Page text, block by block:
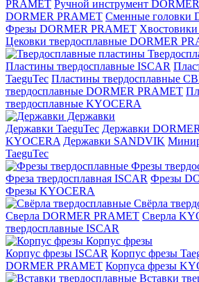
PRAMET Ручной инструмент
DORMER PRAMET Сменные головки
Фрезы DORMER PRAMET
Цековки твердосплавные DORMER
Пластины твердосплавные ISCAR
TaeguTec Пластины твердосплавные
твердосплавные DORMER PRAMET
твердосплавные KYOCERA
Державки
Державки TaeguTec Державки
KYOCERA Державки SANDVIK
TaeguTec
Фрезы
Фреза твердосплавная ISCAR Фрезы
Фрезы KYOCERA
Свёрла
Сверла DORMER PRAMET Сверла
твердосплавные ISCAR
Корпус фрезы
Корпус фрезы ISCAR Корпус фрезы
DORMER PRAMET Корпуса фрезы
Вставки